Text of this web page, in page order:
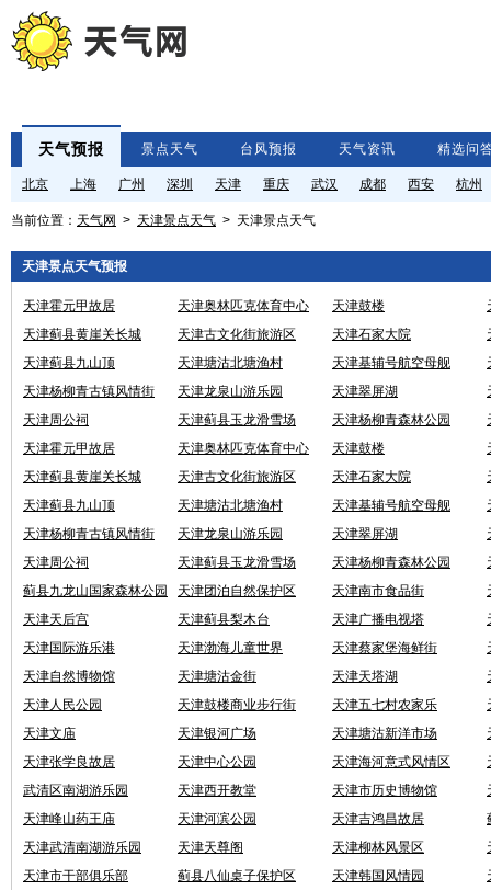
天气预报 景点天气 台风预报 天气资讯 精选问
北京 上海 广州 深圳 天津 重庆 武汉 成都 西安 杭州
当前位置： 天气网 > 天津景点天气 > 天津景点天气
天津景点天气预报
天津霍元甲故居 天津奥林匹克体育中心 天津鼓楼
天津蓟县黄崖关长城
天津古文化街旅游区 天津石家大院
天津蓟县九山顶
天津塘沽北塘渔村 天津基辅号航空母舰
天津杨柳青古镇风情街
天津龙泉山游乐园 天津翠屏湖
天津周公祠
天津蓟县玉龙滑雪场 天津杨柳青森林公园
天津霍元甲故居
天津奥林匹克体育中心 天津鼓楼
天津蓟县黄崖关长城
天津古文化街旅游区 天津石家大院
天津蓟县九山顶
天津塘沽北塘渔村 天津基辅号航空母舰
天津杨柳青古镇风情街
天津龙泉山游乐园 天津翠屏湖
天津周公祠
天津蓟县玉龙滑雪场 天津杨柳青森林公园
蓟县九龙山国家森林公园
天津团泊自然保护区 天津南市食品街
天津天后宫
天津蓟县梨木台 天津广播电视塔
天津国际游乐港
天津渤海儿童世界 天津蔡家堡海鲜街
天津自然博物馆
天津塘沽金街 天津天塔湖
天津人民公园
天津鼓楼商业步行街 天津五七村农家乐
天津文庙
天津银河广场 天津塘沽新洋市场
天津张学良故居
天津中心公园 天津海河意式风情区
武清区南湖游乐园
天津西开教堂 天津市历史博物馆
天津峰山药王庙
天津河滨公园 天津吉鸿昌故居
天津武清南湖游乐园
天津天尊阁 天津柳林风景区
天津市干部俱乐部
蓟县八仙桌子保护区 天津韩国风情园